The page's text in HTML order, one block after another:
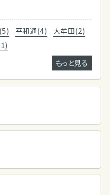
平和通(4)
大牟田(2)
もっと見る